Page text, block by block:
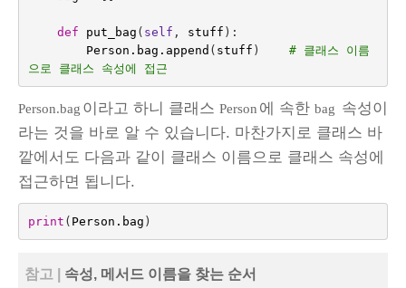
def put_bag ( self , stuff ):
Person . bag . append ( stuff )
# 클래스 이름
으로 클래스 속성에 접근
Person.bag 이라고 하니 클래스 Person 에 속한 bag 속성이
라는 것을 바로 알 수 있습니다. 마찬가지로 클래스 바
깥에서도 다음과 같이 클래스 이름으로 클래스 속성에
접근하면 됩니다.
print ( Person . bag )
참고 | 속성, 메서드 이름을 찾는 순서